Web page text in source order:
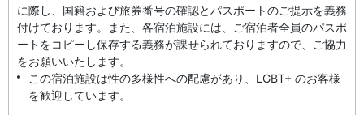
に際し、国籍および旅券番号の確認とパスポートのご提示を義務
付け​ております。また、各宿泊施設には、ご宿泊者全員のパスポ
ートをコピーし保存する義務が課せられておりますの​で、ご協力
をお願いいたします。
この宿泊施設は性の多様性への配慮があり、LGBT+ のお客様
を歓迎しています。